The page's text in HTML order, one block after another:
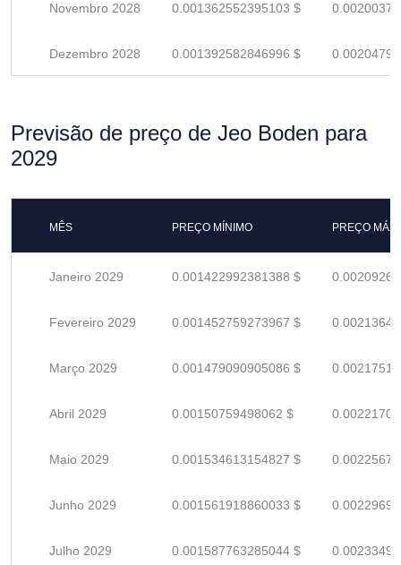
Novembro 2028 0.001362552395103 $
Dezembro 2028 0.001392582846996 $
Previsão de preço de Jeo Boden para
2029
MÊS PREÇO MÍNIMO PREÇO
Janeiro 2029 0.001422992381388 $
Fevereiro 2029 0.001452759273967 $
Março 2029 0.001479090905086 $
Abril 2029 0.00150759498062 $
Maio 2029 0.001534613154827 $
Junho 2029 0.001561918860033 $
Julho 2029 0.001587763285044 $